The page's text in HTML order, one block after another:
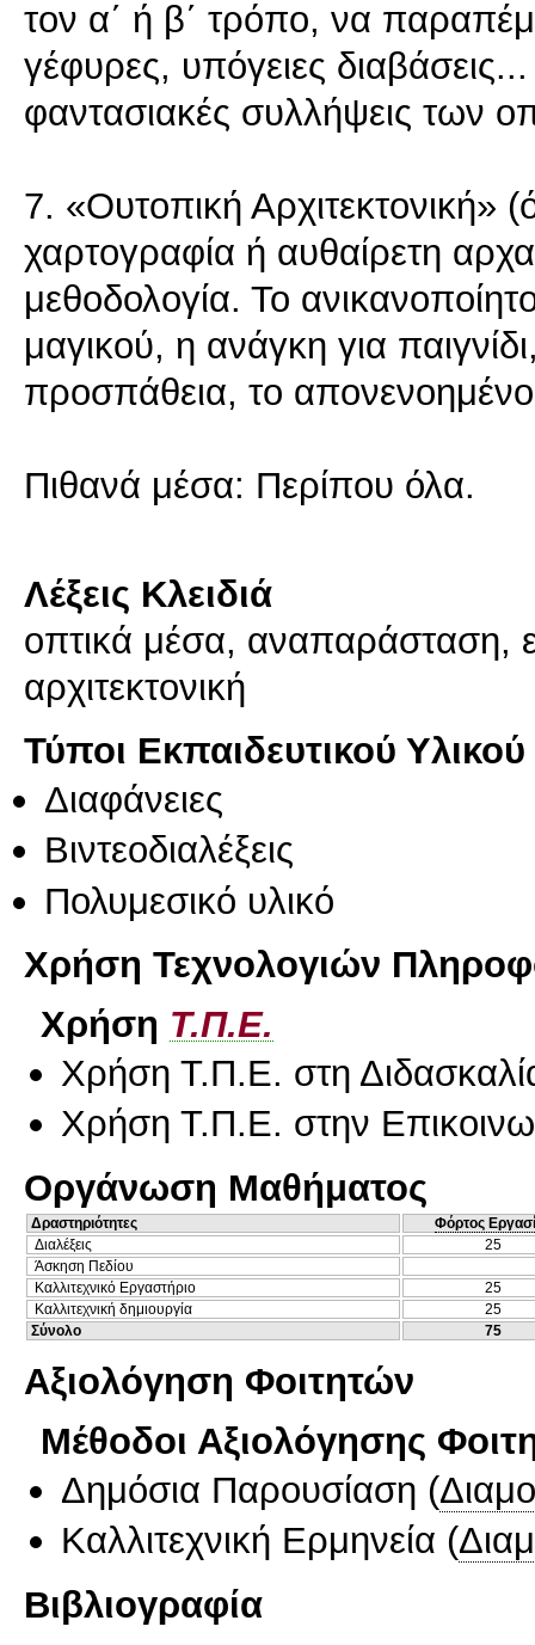
τον α΄ ή β΄ τρόπο, να
γέφυρες, υπόγειες
φαντασιακές συλλήψεις των
7. «Ουτοπική Αρχιτεκτονική»
χαρτογραφία ή αυθαίρετη
μεθοδολογία. Το
μαγικού, η ανάγκη για
προσπάθεια, το
Πιθανά μέσα: Περίπου όλα.
Λέξεις Κλειδιά
οπτικά μέσα, αναπαράσταση,
αρχιτεκτονική
Τύποι Εκπαιδευτικού Υλικού
Διαφάνειες
Βιντεοδιαλέξεις
Πολυμεσικό υλικό
Χρήση Τεχνολογιών
Χρήση Τ.Π.Ε.
Χρήση Τ.Π.Ε. στη
Χρήση Τ.Π.Ε. στην
Οργάνωση Μαθήματος
Δραστηριότητες
Φόρτος
Διαλέξεις
25
Άσκηση Πεδίου
Καλλιτεχνικό Εργαστήριο
25
Καλλιτεχνική δημιουργία
25
Σύνολο
75
Αξιολόγηση Φοιτητών
Μέθοδοι Αξιολόγησης
Δημόσια Παρουσίαση (
Καλλιτεχνική Ερμηνεία (
Βιβλιογραφία